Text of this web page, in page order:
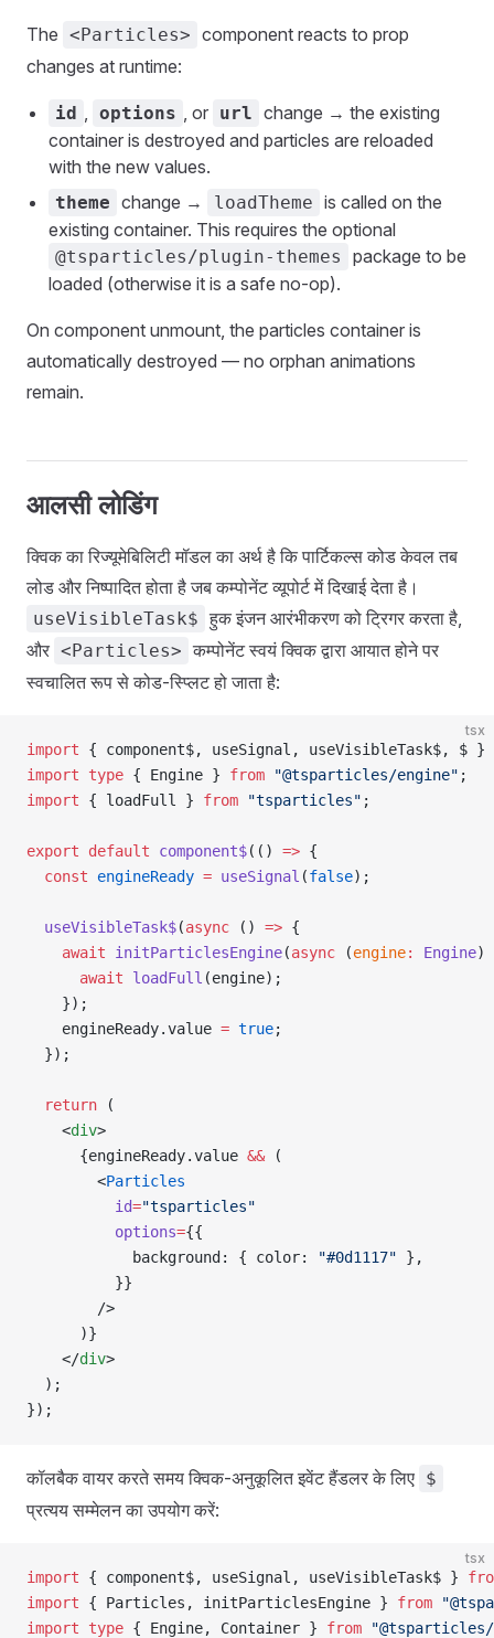
The <Particles> component reacts to prop
changes at runtime:
id options , or url change → the existing
container is destroyed and particles are reloaded
with the new values.
theme change → loadTheme is called on the
existing container. This requires the optional
@tsparticles/plugin-themes
package to be
loaded (otherwise it is a safe no-op).
On component unmount, the particles container is
automatically destroyed — no orphan animations
remain.
आलसी लोडिंग
क्विक का रिज्यूमेबिलिटी मॉडल का अर्थ है कि पार्टिकल्स कोड केवल तब
लोड और निष्पादित होता है जब कम्पोनेंट व्यूपोर्ट में दिखाई देता है।
useVisibleTask$ हुक इंजन आरंभीकरण को ट्रिगर करता है,
और <Particles> कम्पोनेंट स्वयं क्विक द्वारा आयात होने पर
स्वचालित रूप से कोड-स्प्लिट हो जाता है:
tsx
import { component$, useSignal, useVisibleTask$, $ }
import type { Engine } from "@tsparticles/engine" ;
import { loadFull } from "tsparticles" ;
export default component$(() => {
  const
engineReady = useSignal (false);
  useVisibleTask$
(async () => {
    await
initParticlesEngine(async (engine: Engine)
      await
loadFull (engine);
    });
    engineReady.value
= true;
  });
  return
(
    <
div>
      {engineReady.value
&& (
        <
Particles
          id
="tsparticles"
          options
={{
            background: { color:
"#0d1117" },
          }}
        />
      )}
    </
div>
  );
});
कॉलबैक वायर करते समय क्विक-अनुकूलित इवेंट हैंडलर के लिए $
प्रत्यय सम्मेलन का उपयोग करें:
tsx
import { component$, useSignal, useVisibleTask$ }
import { Particles, initParticlesEngine } from
import type { Engine, Container } from